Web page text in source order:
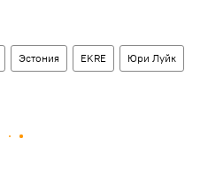
Эстония EKRE Юри Луйк